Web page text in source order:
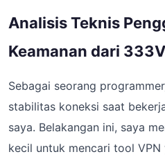
Analisis Teknis
Keamanan dari 333V
Sebagai seorang
stabilitas koneksi saat
saya. Belakangan ini, saya
kecil untuk mencari tool VPN